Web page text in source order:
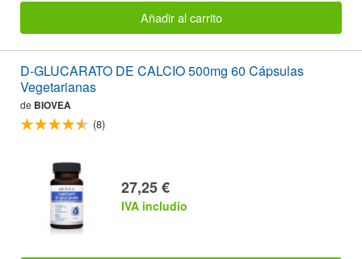
Añadir al carrito
D-GLUCARATO DE CALCIO 500mg 60 Cápsulas
Vegetarianas
de BIOVEA
(8)
27,25 €
IVA includio